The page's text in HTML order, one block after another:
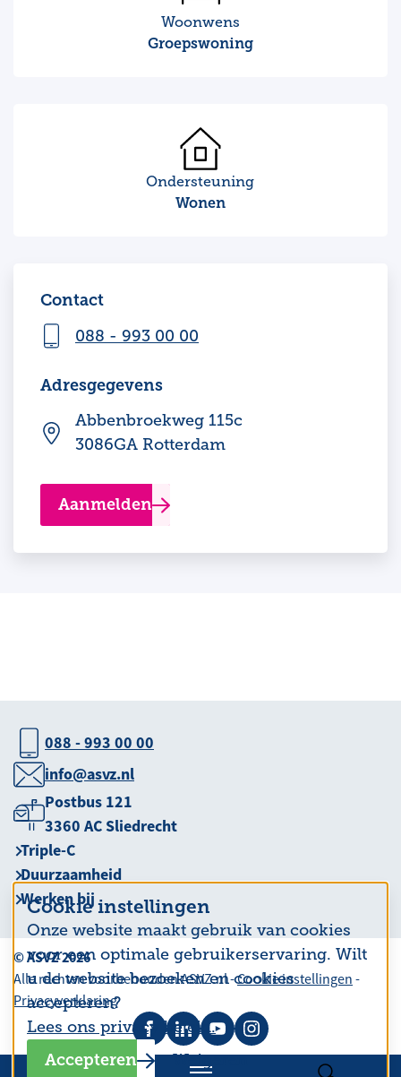
Cookie instellingen
Onze website maakt gebruik van cookies
voor een optimale gebruikerservaring. Wilt
u de website bezoeken en cookies
accepteren?
Lees ons privacy beleid.
Accepteren
Weigeren
Woonwens
Groepswoning
Ondersteuning
Wonen
Contact
088 - 993 00 00
Adresgegevens
Abbenbroekweg 115c
3086GA Rotterdam
Aanmelden
088 - 993 00 00
info@asvz.nl
Postbus 121
3360 AC Sliedrecht
Triple-C
Duurzaamheid
Werken bij
© ASVZ 2026
Alle rechten voorbehouden ASVZ.nl -Cookie instellingen -
Privacyverklaring